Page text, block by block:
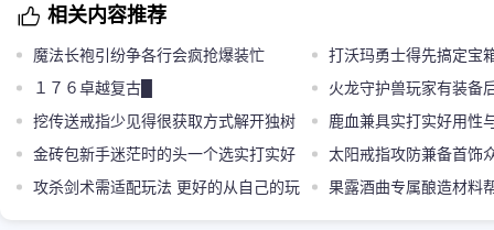
相关内容推荐
魔法长袍引纷争各行会疯抢爆装忙
打沃玛勇士得先搞定宝
１７６卓越复古█
火龙守护兽玩家有装备
把
挖传送戒指少见得很获取方式解开独树
一帜的游戏乐子体验
鹿血兼具实打实好用性
道具
金砖包新手迷茫时的头一个选实打实好
用道具包
太阳戒指攻防兼备首饰
装备配一起配一起
攻杀剑术需适配玩法 更好的从自己的玩
法本身的方面去运用
果露酒曲专属酿造材料
取更多些装备与道具